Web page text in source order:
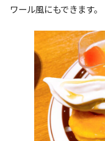
ワール風にもできます。